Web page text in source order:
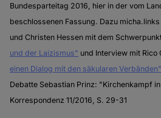
Bundesparteitag 2016, hier in der vom
beschlossenen Fassung. Dazu
und Christen Hessen mit dem
und der Laizismus" und Interview mit Rico
einen Dialog mit den säkularen Verbänden"
Debatte Sebastian Prinz: "Kirchenkampf
Korrespondenz 11/2016, S. 29-31